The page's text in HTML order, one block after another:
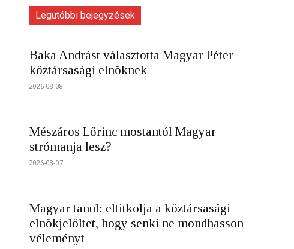
Legutóbbi bejegyzések
Baka Andrást választotta Magyar Péter
köztársasági elnöknek
2026-08-08
Mészáros Lőrinc mostantól Magyar
strómanja lesz?
2026-08-07
Magyar tanul: eltitkolja a köztársasági
elnökjelöltet, hogy senki ne mondhasson
véleményt